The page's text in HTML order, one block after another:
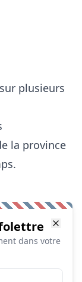
la province
dans votre